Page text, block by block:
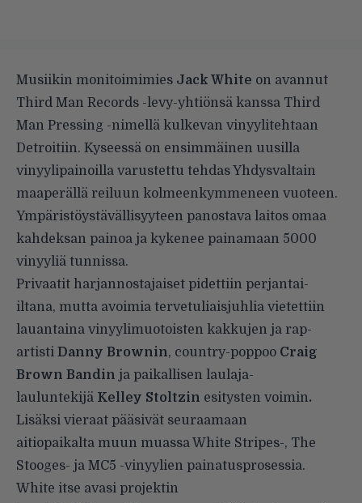
Musiikin monitoimimies Jack White on avannut
Third Man Records -levy-yhtiönsä kanssa Third
Man Pressing -nimellä kulkevan vinyylitehtaan
Detroitiin. Kyseessä on ensimmäinen uusilla
vinyylipainoilla varustettu tehdas Yhdysvaltain
maaperällä reiluun kolmeenkymmeneen vuoteen.
Ympäristöystävällisyyteen panostava laitos omaa
kahdeksan painoa ja kykenee painamaan 5000
vinyyliä tunnissa.
Privaatit harjannostajaiset pidettiin perjantai-
iltana, mutta avoimia tervetuliaisjuhlia vietettiin
lauantaina vinyylimuotoisten kakkujen ja rap-
artisti Danny Brownin, country-poppoo Craig
Brown Bandin ja paikallisen laulaja-
lauluntekijä Kelley Stoltzin esitysten voimin.
Lisäksi vieraat pääsivät seuraamaan
aitiopaikalta muun muassa White Stripes-, The
Stooges- ja MC5 -vinyylien painatusprosessia.
White itse avasi projektin